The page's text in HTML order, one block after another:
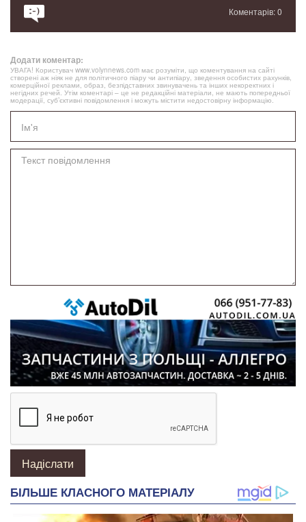
Коментарів: 0
Додати коментар:
УВАГА! Користувач www.volynnews.com має розуміти, що коментування на сайті
створені аж ніяк не для політичного піару чи антипіару, зведення особистих рахунків,
комерційної реклами, образ, безпідставних звинувачень та інших некоректних і
негідних речей. Утім коментарі – це не редакційні матеріали, не мають попередньої
модерації, суб’єктивні повідомлення і можуть містити недостовірну інформацію.